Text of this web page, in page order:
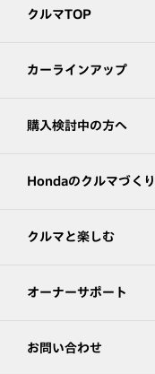
クルマTOP
カーラインアップ
購入検討中の方へ
Hondaのクルマづくり
クルマと楽しむ
オーナーサポート
お問い合わせ